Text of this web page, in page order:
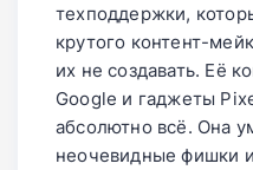
техподдержки,
крутого контент-
их не создавать. Её
Google и гаджеты
абсолютно всё. Она
неочевидные фишки